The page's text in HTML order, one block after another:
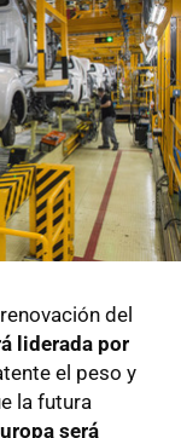
del
liderada por
el peso y
la futura
será